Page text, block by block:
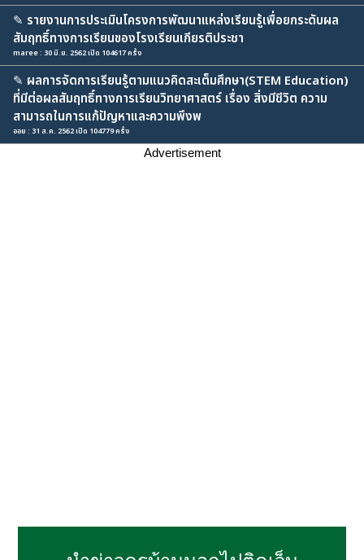
✎ รายงานการประเมินโครงการพัฒนาแหล่งเรียนรู้เพื่อยกระดับผล
สัมฤทธิ์ทางการเรียนของโรงเรียนเกียรติประชา
maree : 30 มิ.ย. 2562 เปิด 104617 ครั้ง
✎ ผลการจัดการเรียนรู้ตามแนวคิดสะเต็มศึกษา(STEM Education)
ที่มีต่อผลสัมฤทธิ์ทางการเรียนวิทยาศาสตร์ เรื่อง สิ่งมีชีวิต ความ
สามารถในการแก้ปัญหาและความพึงพ
ออย : 31 ส.ค. 2562 เปิด 104779 ครั้ง
Advertisement